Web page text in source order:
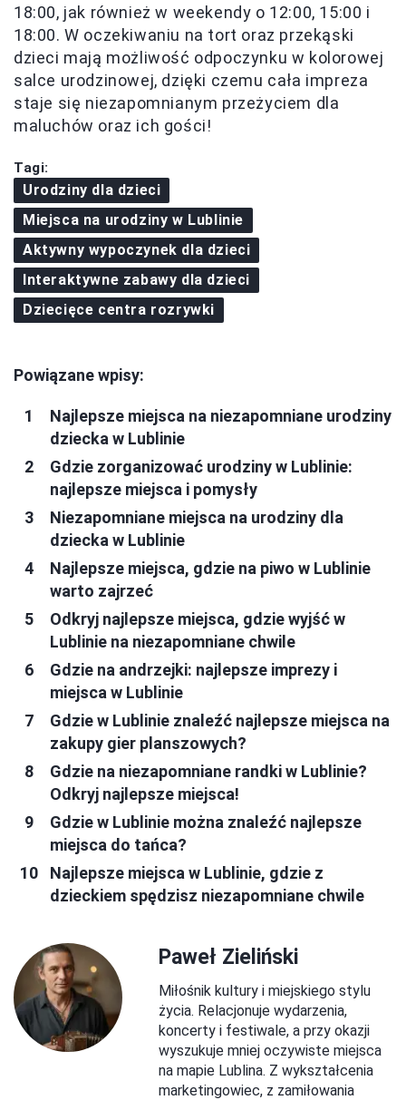
18:00, jak również w weekendy o 12:00, 15:00 i
18:00. W oczekiwaniu na tort oraz przekąski
dzieci mają możliwość odpoczynku w kolorowej
salce urodzinowej, dzięki czemu cała impreza
staje się niezapomnianym przeżyciem dla
maluchów oraz ich gości!
Tagi:
Urodziny dla dzieci
Miejsca na urodziny w Lublinie
Aktywny wypoczynek dla dzieci
Interaktywne zabawy dla dzieci
Dziecięce centra rozrywki
Powiązane wpisy:
Najlepsze miejsca na niezapomniane urodziny
dziecka w Lublinie
Gdzie zorganizować urodziny w Lublinie:
najlepsze miejsca i pomysły
Niezapomniane miejsca na urodziny dla
dziecka w Lublinie
Najlepsze miejsca, gdzie na piwo w Lublinie
warto zajrzeć
Odkryj najlepsze miejsca, gdzie wyjść w
Lublinie na niezapomniane chwile
Gdzie na andrzejki: najlepsze imprezy i
miejsca w Lublinie
Gdzie w Lublinie znaleźć najlepsze miejsca na
zakupy gier planszowych?
Gdzie na niezapomniane randki w Lublinie?
Odkryj najlepsze miejsca!
Gdzie w Lublinie można znaleźć najlepsze
miejsca do tańca?
Najlepsze miejsca w Lublinie, gdzie z
dzieckiem spędzisz niezapomniane chwile
Paweł Zieliński
Miłośnik kultury i miejskiego stylu
życia. Relacjonuje wydarzenia,
koncerty i festiwale, a przy okazji
wyszukuje mniej oczywiste miejsca
na mapie Lublina. Z wykształcenia
marketingowiec, z zamiłowania